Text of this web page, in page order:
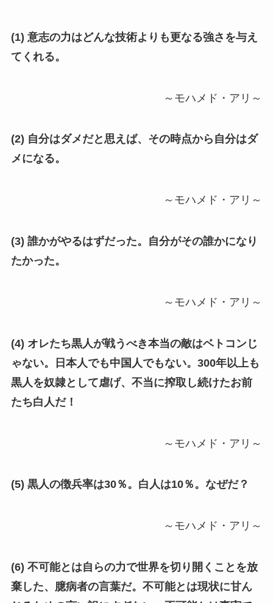
(1) 意志の力はどんな技術よりも更なる強さを与え
てくれる。
～モハメド・アリ～
(2) 自分はダメだと思えば、その時点から自分はダ
メになる。
～モハメド・アリ～
(3) 誰かがやるはずだった。自分がその誰かになり
たかった。
～モハメド・アリ～
(4) オレたち黒人が戦うべき本当の敵はベトコンじ
ゃない。日本人でも中国人でもない。300年以上も
黒人を奴隷として虐げ、不当に搾取し続けたお前
たち白人だ！
～モハメド・アリ～
(5) 黒人の徴兵率は30％。白人は10％。なぜだ？
～モハメド・アリ～
(6) 不可能とは自らの力で世界を切り開くことを放
棄した、臆病者の言葉だ。不可能とは現状に甘ん